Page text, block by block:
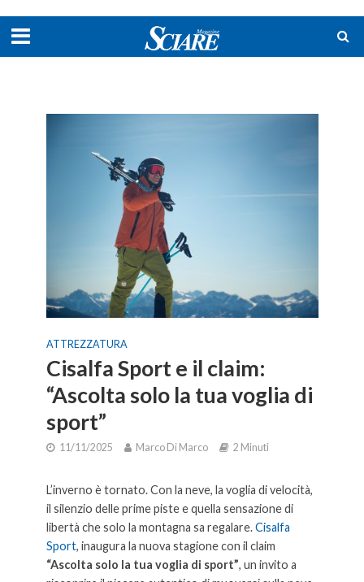
ATTREZZATURA
Cisalfa Sport e il claim:
“Ascolta solo la tua voglia di
sport”
11/11/2025 Marco Di Marco 2 Minuti
L’inverno è tornato. Con la neve, la voglia di velocità,
il silenzio delle prime piste e quella sensazione di
libertà che solo la montagna sa regalare.Cisalfa
Sport, inaugura la nuova stagione con il claim
“Ascolta solo la tua voglia di sport”, un invito a